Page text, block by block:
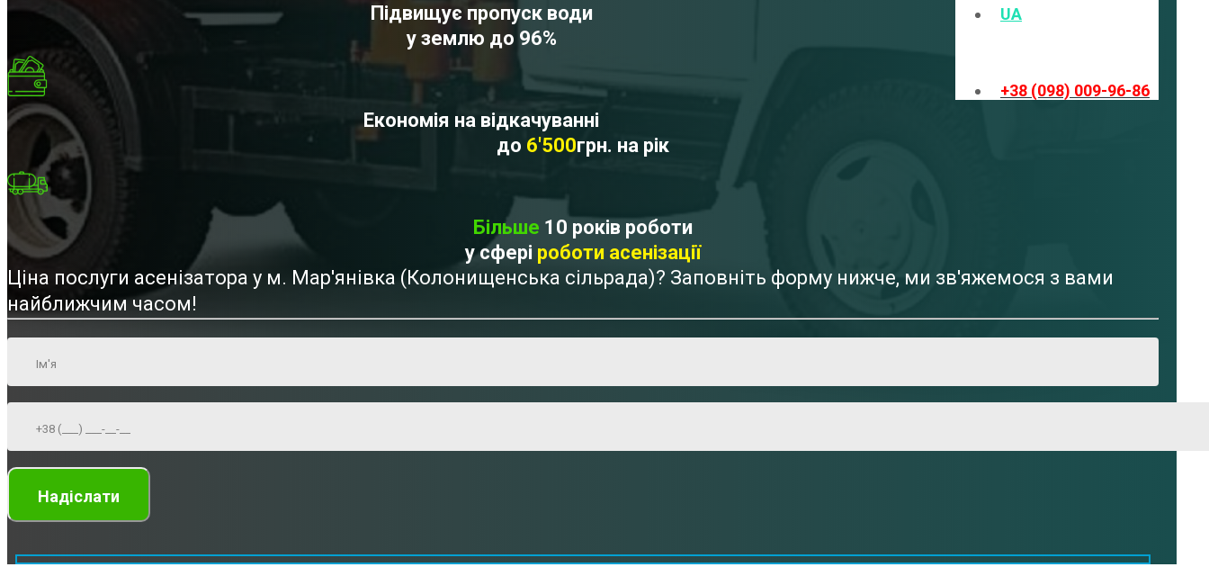
UA
+38 (098) 009-96-86
Підвищує пропуск води
у землю до 96%
Економія на відкачуванні
до 6'500грн. на рік
Більше 10 років роботи
у сфері роботи асенізації
Ціна послуги асенізатора у м. Мар'янівка (Колонищенська сільрада)? Заповніть форму нижче, ми зв'яжемося з вами
найближчим часом!